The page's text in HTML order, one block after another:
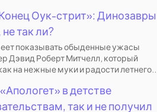
Оук-стрит»:
так ли?
показывать обыденные ужасы
Дэвид Роберт Митчелл, который
на нежные муки и радости
в детстве
так и не получил